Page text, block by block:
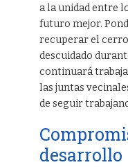
a la unidad entre
futuro mejor.
recuperar el cerro
descuidado
continuará
las juntas
de seguir
desarrollo